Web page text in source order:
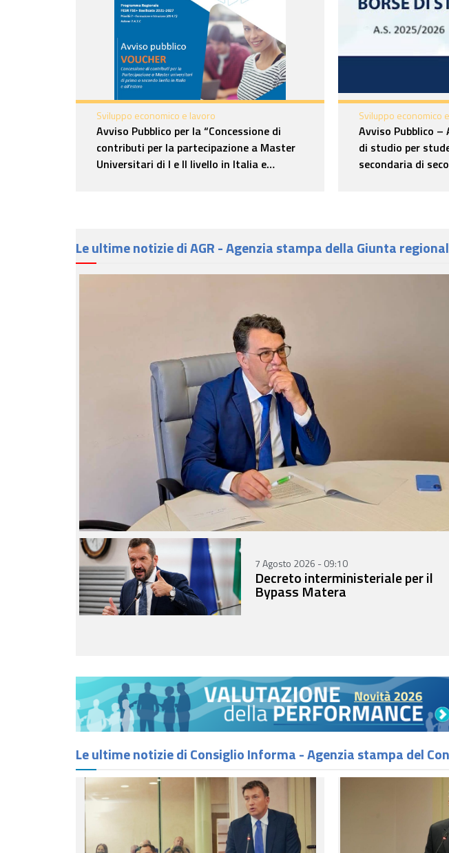
Sviluppo economico e lavoro
Avviso Pubblico per la “Concessione di
contributi per la partecipazione a Master
Universitari di I e II livello in Italia e
Sviluppo economico
Avviso Pubblico –
di studio per
secondaria di
Le ultime notizie di AGR - Agenzia stampa della Giunta
7 Agosto 2026 - 09:10
Decreto interministeriale per il
Bypass Matera
Le ultime notizie di Consiglio Informa - Agenzia stampa del